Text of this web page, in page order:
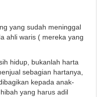
yang sudah meninggal
ahli waris ( mereka yang
hidup, bukanlah harta
sebagian hartanya,
kepada anak-
yang harus adil